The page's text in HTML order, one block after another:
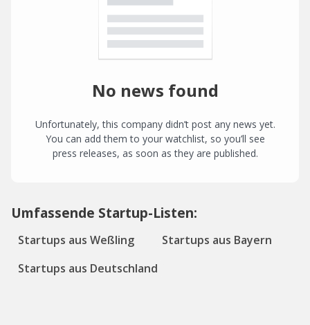
No news found
Unfortunately, this company didn’t post any news yet.
You can add them to your watchlist, so you’ll see
press releases, as soon as they are published.
Umfassende Startup-Listen:
Startups aus Weßling
Startups aus Bayern
Startups aus Deutschland